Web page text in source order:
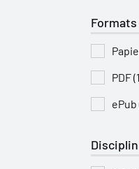
Formats
PDF
ePub